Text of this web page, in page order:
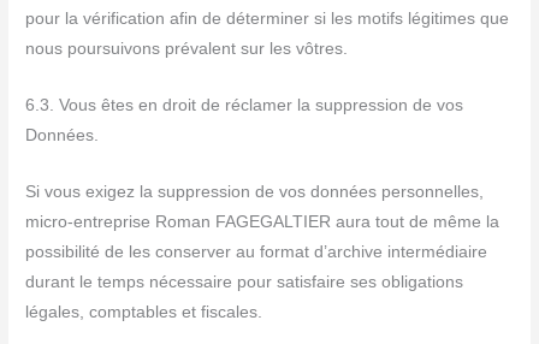
pour la vérification afin de déterminer si les motifs légitimes que
nous poursuivons prévalent sur les vôtres.
6.3. Vous êtes en droit de réclamer la suppression de vos
Données.
Si vous exigez la suppression de vos données personnelles,
micro-entreprise Roman FAGEGALTIER aura tout de même la
possibilité de les conserver au format d’archive intermédiaire
durant le temps nécessaire pour satisfaire ses obligations
légales, comptables et fiscales.